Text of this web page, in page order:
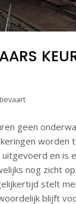
geen
worden
en is
nog zicht
stelt
blijft